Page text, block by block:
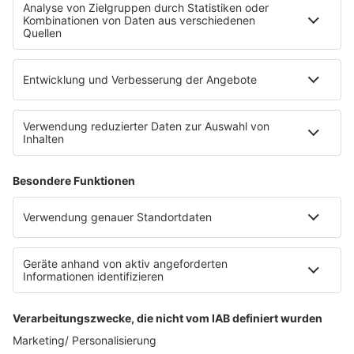
Fahrradparkhaus
Die Uniklinik Tübingen hat ein neues Fahrradparkhaus
eröffnet. Direkt an der Medizinischen Klinik bietet es
E-Bikes über eine Photovoltaikanlage auf dem …
Impressum
Datenschutzerklärung